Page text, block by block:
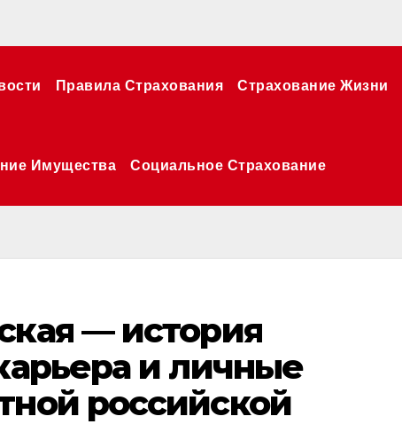
Правила Страхования Страхование Жизни
Имущества Социальное Страхование
— история
и личные
российской